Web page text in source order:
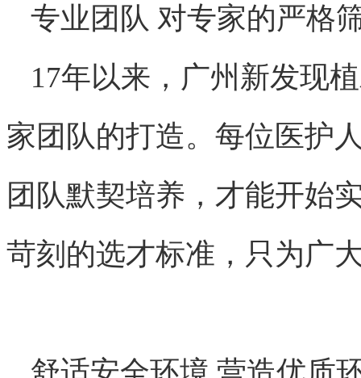
专业团队 对专家的严格
17年以来，广州新发现
家团队的打造。每位医护
团队默契培养，才能开始
苛刻的选才标准，只为广